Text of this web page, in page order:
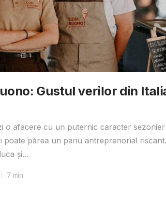
Gustul verilor din
o afacere cu un puternic caracter
poate părea un pariu antreprenorial
și...
7 min